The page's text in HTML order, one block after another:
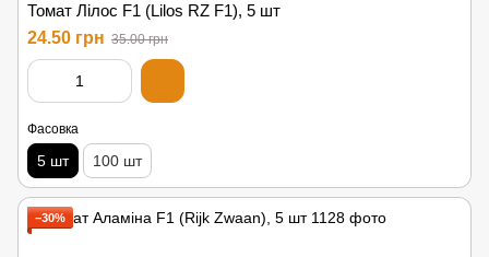
Томат Лілос F1 (Lilos RZ F1), 5 шт
24.50 грн 35.00 грн
Фасовка
5 шт 100 шт
−30%